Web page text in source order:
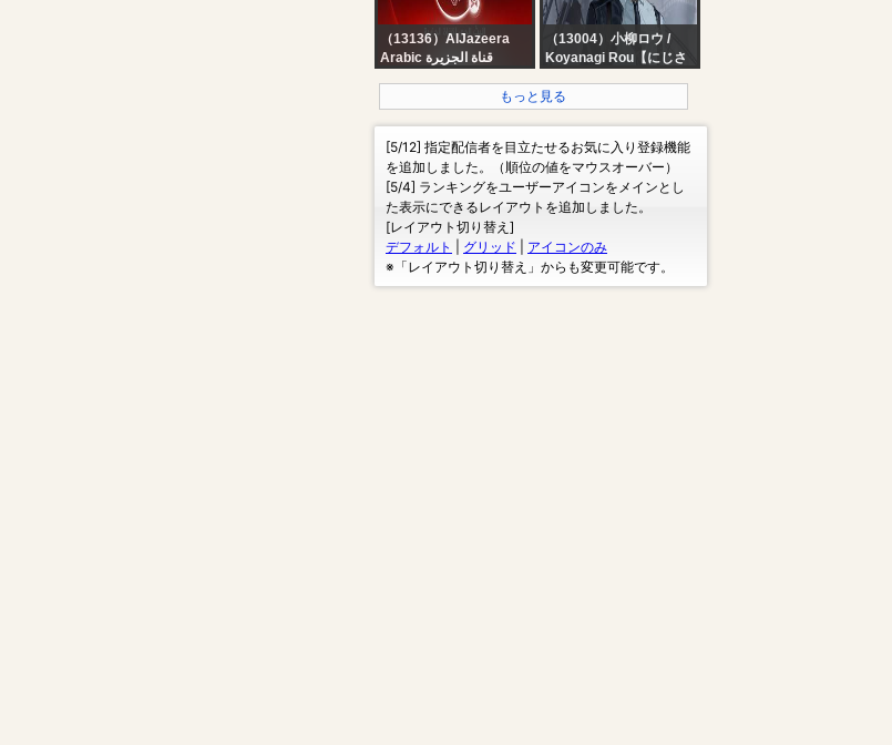
（13136）AlJazeera
Arabic قناة الجزيرة
（13004）小柳ロウ /
Koyanagi Rou【にじさ
【シージ】予定まで目覚
ましーじ【小柳ロウ/にじ
もっと見る
[5/12] 指定配信者を目立たせるお気に入り登録機能
を追加しました。（順位の値をマウスオーバー）
[5/4] ランキングをユーザーアイコンをメインとし
た表示にできるレイアウトを追加しました。
[レイアウト切り替え]
デフォルト
グリッド
アイコンのみ
※「レイアウト切り替え」からも変更可能です。